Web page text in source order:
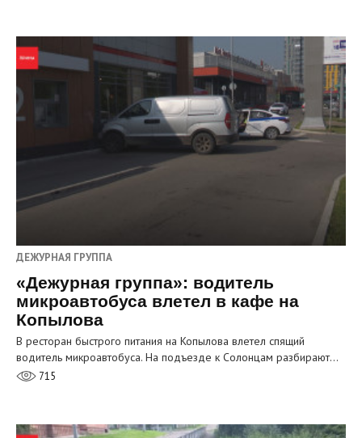
ДЕЖУРНАЯ ГРУППА
«Дежурная группа»: водитель
микроавтобуса влетел в кафе на
Копылова
В ресторан быстрого питания на Копылова влетел спящий
водитель микроавтобуса. На подъезде к Солонцам разбирают…
715